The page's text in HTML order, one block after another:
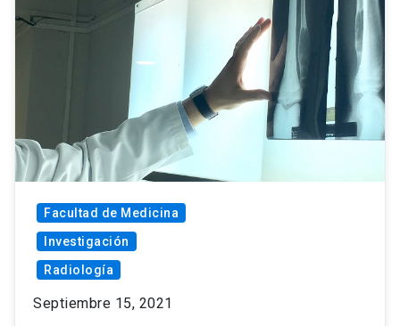
Facultad de Medicina
Investigación
Radiología
Septiembre 15, 2021